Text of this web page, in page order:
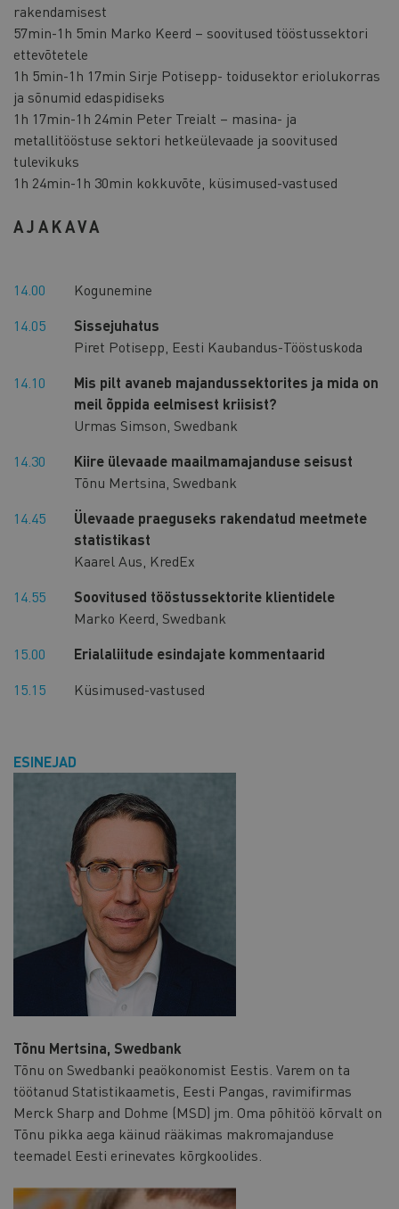
rakendamisest
57min-1h 5min Marko Keerd – soovitused tööstussektori
ettevõtetele
1h 5min-1h 17min Sirje Potisepp- toidusektor eriolukorras
ja sõnumid edaspidiseks
1h 17min-1h 24min Peter Treialt – masina- ja
metallitööstuse sektori hetkeülevaade ja soovitused
tulevikuks
1h 24min-1h 30min kokkuvõte, küsimused-vastused
AJAKAVA
14.00
Kogunemine
14.05
Sissejuhatus
Piret Potisepp, Eesti Kaubandus-Tööstuskoda
14.10
Mis pilt avaneb majandussektorites ja mida on
meil õppida eelmisest kriisist?
Urmas Simson, Swedbank
14.30
Kiire ülevaade maailmamajanduse seisust
Tõnu Mertsina, Swedbank
14.45
Ülevaade praeguseks rakendatud meetmete
statistikast
Kaarel Aus, KredEx
14.55
Soovitused tööstussektorite klientidele
Marko Keerd, Swedbank
15.00
Erialaliitude esindajate kommentaarid
15.15
Küsimused-vastused
ESINEJAD
Tõnu Mertsina, Swedbank
Tõnu on Swedbanki peaökonomist Eestis. Varem on ta
töötanud Statistikaametis, Eesti Pangas, ravimifirmas
Merck Sharp and Dohme (MSD) jm. Oma põhitöö kõrvalt on
Tõnu pikka aega käinud rääkimas makromajanduse
teemadel Eesti erinevates kõrgkoolides.